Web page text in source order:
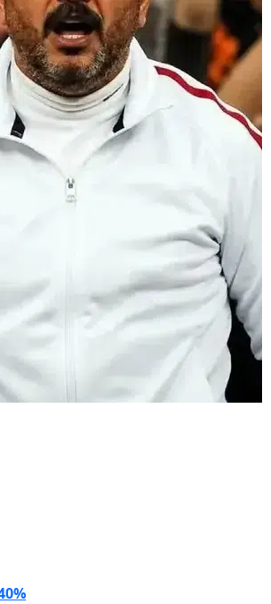
lideri
alınmıştı:
çıkanlar polisi